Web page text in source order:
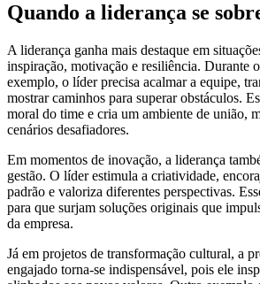
Quando a liderança se
A liderança ganha mais destaque em
inspiração, motivação e resiliência. Durante
exemplo, o líder precisa acalmar a equipe,
mostrar caminhos para superar obstáculos.
moral do time e cria um ambiente de união,
cenários desafiadores.
Em momentos de inovação, a liderança
gestão. O líder estimula a criatividade,
padrão e valoriza diferentes perspectivas.
para que surjam soluções originais que
da empresa.
Já em projetos de transformação cultural, a
engajado torna-se indispensável, pois ele